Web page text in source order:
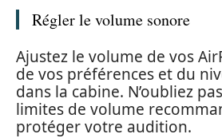
Régler le volume sonore
Ajustez le volume de vos
de vos préférences et du
dans la cabine. N’oubliez
limites de volume
protéger votre audition.